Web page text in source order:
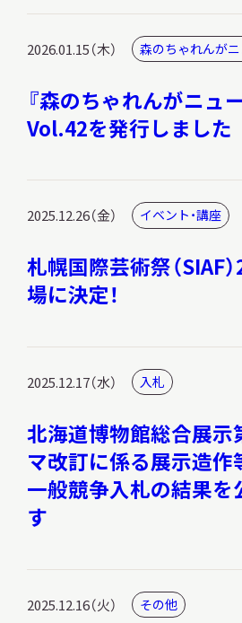
X 公式アカウント
2026.01.15（木） 森のちゃれんがニ
『森のちゃれんがニュー
Vol.42を発行しました
2025.12.26（金） イベント・講座
札幌国際芸術祭（SIAF
場に決定！
2025.12.17（水） 入札
北海道博物館総合展示
マ改訂に係る展示造作
一般競争入札の結果を
す
2025.12.16（火） その他